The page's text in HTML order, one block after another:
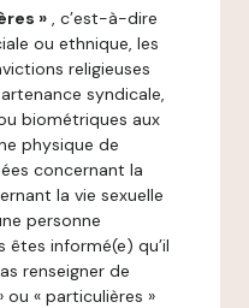
» , c’est-à-dire
ou ethnique, les
religieuses
syndicale,
biométriques aux
physique de
concernant la
la vie sexuelle
personne
êtes informé(e) qu’il
renseigner de
ou « particulières »